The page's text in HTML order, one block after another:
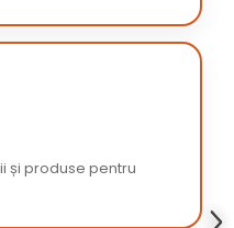
și produse pentru